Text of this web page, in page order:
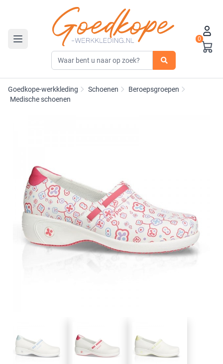
Toggle navigation
0
Goedkope-werkkleding Schoenen
Beroepsgroepen
Medische schoenen